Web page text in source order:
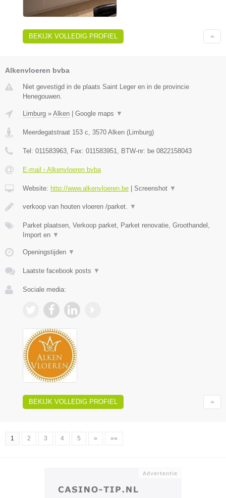
BEKIJK VOLLEDIG PROFIEL
Alkenvloeren bvba
Niet gevestigd in de plaats Saint Leger en in de provincie
Henegouwen.
Limburg » Alken Google maps ▼
Meerdegatstraat 153 c 3570 Alken ( Limburg)
Tel: 011583963 , Fax: 011583951 , BTW-nr: be 0822158043
E-mail › Alkenvloeren bvba
Website: http://www.alkenvloeren.be Screenshot ▼
verkoop van houten vloeren /parket. ▼
Parket plaatsen, Verkoop parket, Parket renovatie, Groothandel,
Import en ▼
Openingstijden ▼
Laatste facebook posts ▼
Sociale media:
BEKIJK VOLLEDIG PROFIEL
1 2 3 4 5 » »»